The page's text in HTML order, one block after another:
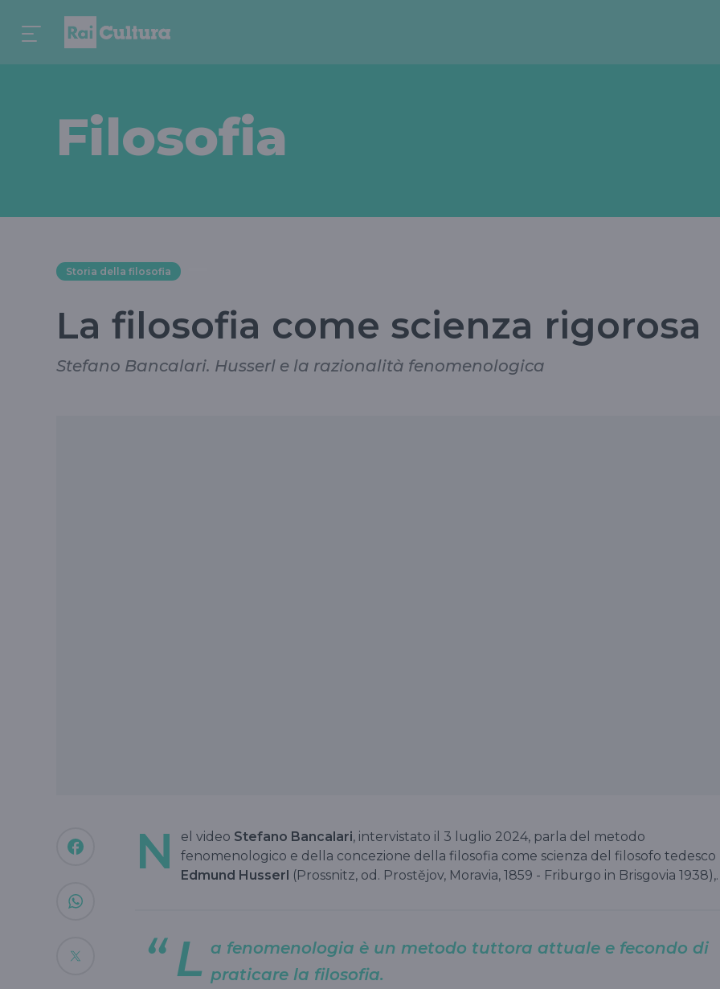
Filosofia
Storia della filosofia
La filosofia come scienza rigorosa
Stefano Bancalari. Husserl e la razionalità fenomenologica
N el video Stefano Bancalari, intervistato il 3 luglio 2024, parla del metodo
fenomenologico e della concezione della filosofia come scienza del filosofo tedesco
Edmund Husserl (Prossnitz, od. Prostějov, Moravia, 1859 - Friburgo in Brisgovia
L a fenomenologia è un metodo tuttora attuale e fecondo di
praticare la filosofia.